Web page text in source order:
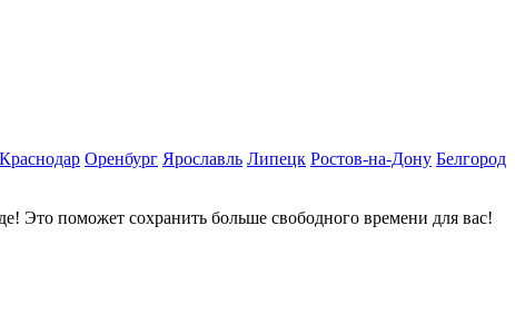
Краснодар Оренбург Ярославль Липецк Ростов-на-Дону Белгород
Это поможет сохранить больше свободного времени для вас!